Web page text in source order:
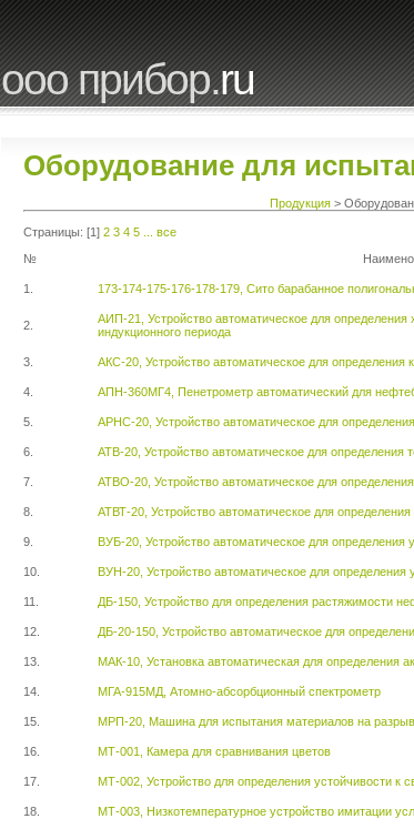
ооо прибор.ru
Оборудование для
Продукция >
Страницы: [1] 2 3 4 5
все
№
1. 173-174-175-176-178-179, Сито барабанное
2.
АИП-21, Устройство автоматическое для
индукционного периода
3. АКС-20, Устройство автоматическое для определения
4. АПН-360МГ4, Пенетрометр автоматический для
5. АРНС-20, Устройство автоматическое для
6. АТВ-20, Устройство автоматическое для
7. АТВО-20, Устройство автоматическое для
8. АТВТ-20, Устройство автоматическое для
9. ВУБ-20, Устройство автоматическое для определения
10. ВУН-20, Устройство автоматическое для определения
11. ДБ-150, Устройство для определения растяжимости
12. ДБ-20-150, Устройство автоматическое для
13. МАК-10, Установка автоматическая для определения
14. МГА-915МД, Атомно-абсорбционный спектрометр
15. МРП-20, Машина для испытания материалов на
16. МТ-001, Камера для сравнивания цветов
17. МТ-002, Устройство для определения устойчивости к
18. МТ-003, Низкотемпературное устройство имитации